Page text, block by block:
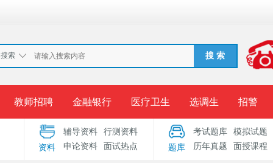
搜索 搜 索
教师招聘 金融银行 医疗卫生 选调生 招警
准考证打印 成绩查询 录用公示 考试题库
资料
辅导资料
行测资料
申论资料
面试热点 题库
考试题库
模拟试题
历年真题
面授课程